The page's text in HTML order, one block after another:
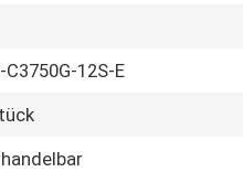
C3750G-12S-E